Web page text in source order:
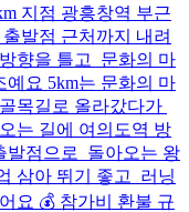
지점 광흥창역 부근
발점 근처까지 내려
향을 틀고 문화의 마
요 5km는 문화의 마
목길로 올라갔다가
는 길에 여의도역 방
발점으로 돌아오는 왕
삼아 뛰기 좋고 러닝
요 💰 참가비 환불 규